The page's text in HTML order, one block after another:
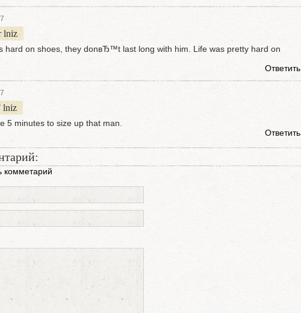
lniz
hard on shoes, they donвЂ™t last long with him. Life was pretty hard on
Ответить
lniz
5 minutes to size up that man.
Ответить
комметарий